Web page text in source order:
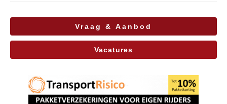
Vraag & Aanbod
Vacatures